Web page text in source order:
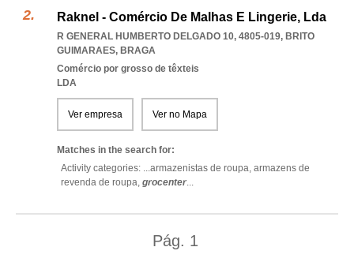
Raknel - Comércio De Malhas E Lingerie, Lda
R GENERAL HUMBERTO DELGADO 10, 4805-019, BRITO
GUIMARAES, BRAGA
Comércio por grosso de têxteis
LDA
Ver empresa Ver no Mapa
Matches in the search for:
Activity categories: ...armazenistas de roupa, armazens de
revenda de roupa, grocenter...
Pág. 1